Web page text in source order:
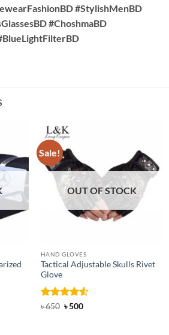
#StylishMenBD
#ChoshmaBD
Sale!
OUT OF STOCK
HAND GLOVES
Tactical Adjustable Skulls Rivet
Glove
Rated4.5
৳650 Original
৳500Current